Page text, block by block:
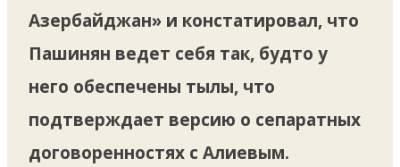
Азербайджан» и констатировал, что
Пашинян ведет себя так, будто у
него обеспечены тылы, что
подтверждает версию о сепаратных
договоренностях с Алиевым.